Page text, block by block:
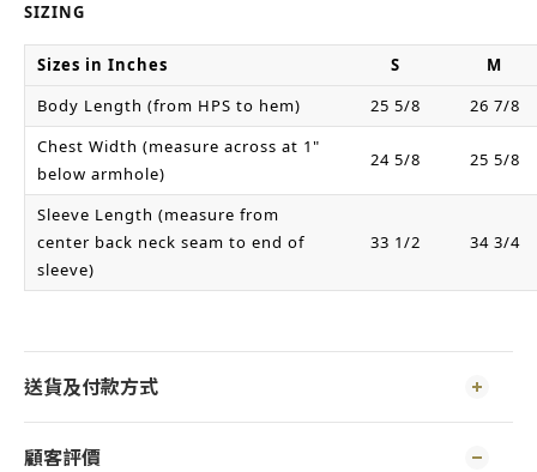
SIZING
Sizes in Inches S
M
Body Length (from HPS to hem)
25 5/8
26 7/8
Chest Width (measure across at 1"
below armhole)
24 5/8 25 5/8
Sleeve Length (measure from
center back neck seam to end of
sleeve)
33 1/2 34 3/4
送貨及付款方式
顧客評價